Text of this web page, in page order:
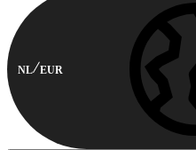
NL EUR